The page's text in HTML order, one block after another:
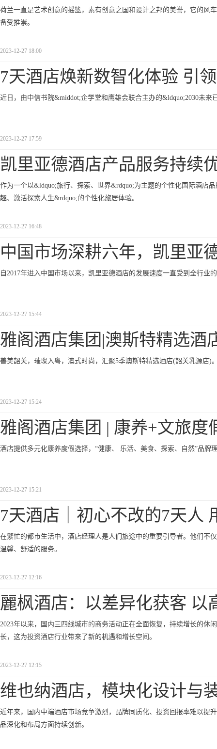
荷兰一直是艺术创意的摇篮，素有创意之国和设计之邦的美誉，它的风
备受推崇。
2023-12-27 18:00
7天酒店焕新数智化体验 引
近日，由中信书院&middot;企学堂和鹰雄会联合主办的&ldquo;2030未
2023-12-27 17:59
凯里亚德酒店产品服务持续
作为一个以&ldquo;旅行、探索、世界&rdquo;为主题的个性化国际酒店
趣、激活探索人生&rdquo;的个性化旅居体验。
2023-12-27 16:48
中国市场深耕六年，凯里亚
自2017年进入中国市场以来，凯里亚德酒店的发展速度一直受到全行业
2023-12-27 15:44
雅阁酒店集团|澳斯特精选酒
善美韶关，璀璨入粤，澳式时尚，汇聚5季澳斯特精选酒店(韶关乳源店)
2023-12-27 15:24
雅阁酒店集团 | 康养+文旅度
酒店提供多元化康养度假选择，“健康、 乐活、美食、探索、自然”品牌
2023-12-27 15:21
7天酒店｜初心不改的7天人
在繁忙的都市生活中，酒店经理人是人们旅途中的重要引导者。他们不
温馨、舒适的服务。
2023-12-27 12:16
麗枫酒店：以差异化获客 以
2023年以来，国内三四线城市的商务活动正在全面恢复，持续增长的休
长，这为投资酒店行业带来了新的机遇和增长空间。
2023-12-27 12:15
维也纳酒店，模块化设计与
近年来，国内中端酒店市场竞争激烈，品牌同质化、投资回报率难以提
品深化和布局方面持续创新。